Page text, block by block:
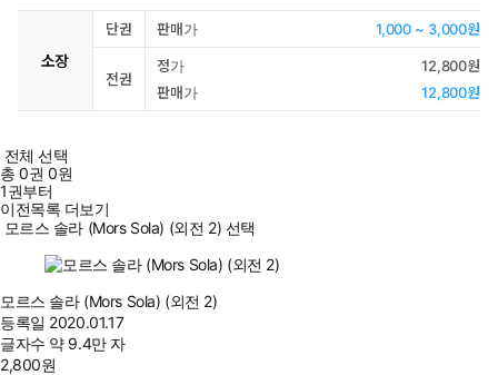
소장
단권 판매가 1,000 ~ 3,000원
전권
정가
12,800원
판매가
12,800원
전체 선택
총0권 0원
1권부터
이전목록 더보기
모르스 솔라 (Mors Sola) (외전 2) 선택
모르스 솔라 (Mors Sola) (외전 2)
등록일 2020.01.17
글자수 약 9.4만 자
2,800원